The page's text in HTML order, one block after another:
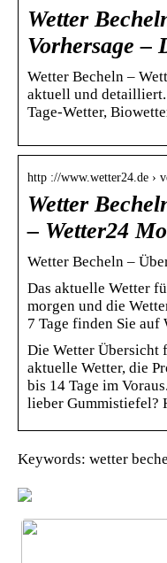
Wetter
Vorhersage –
Wetter Becheln –
aktuell und
Tage-Wetter,
http ://www.wetter24.de ›
Wetter
– Wetter24
Wetter Becheln –
Das aktuelle Wetter
morgen und die
7 Tage finden Sie
Die Wetter Übersicht
aktuelle Wetter, die
bis 14 Tage im
lieber Gummistiefel?
Keywords: wetter